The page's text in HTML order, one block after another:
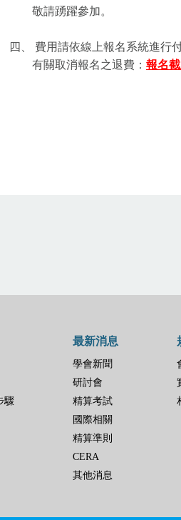
敬請踴躍參加。
四、 費用請依線上報名系統進行付
有關取消報名之退費： 報名
驟
最新消息
學會新聞
研討會
精算考試
國際相關
精算準則
CERA
其他消息